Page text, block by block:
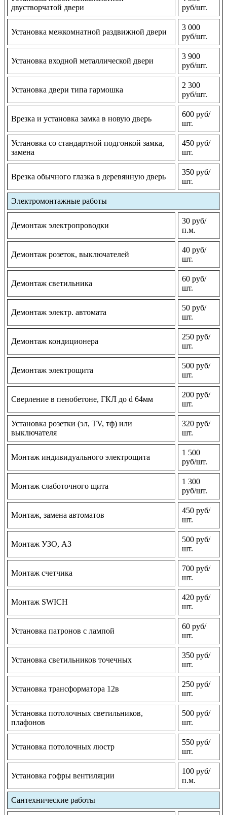
двустворчатой двери
руб/шт.
Установка межкомнатной раздвижной двери
3 000
руб/шт.
Установка входной металлической двери
3 900
руб/шт.
Установка двери типа гармошка
2 300
руб/шт.
Врезка и установка замка в новую дверь
600 руб/
шт.
Установка со стандартной подгонкой замка,
замена
450 руб/
шт.
Врезка обычного глазка в деревянную дверь
350 руб/
шт.
Электромонтажные работы
Демонтаж электропроводки
30 руб/
п.м.
Демонтаж розеток, выключателей
40 руб/
шт.
Демонтаж светильника
60 руб/
шт.
Демонтаж электр. автомата
50 руб/
шт.
Демонтаж кондиционера
250 руб/
шт.
Демонтаж электрощита
500 руб/
шт.
Сверление в пенобетоне, ГКЛ до d 64мм
200 руб/
шт.
Установка розетки (эл, TV, тф) или
выключателя
320 руб/
шт.
Монтаж индивидуального электрощита
1 500
руб/шт.
Монтаж слаботочного щита
1 300
руб/шт.
Монтаж, замена автоматов
450 руб/
шт.
Монтаж УЗО, АЗ
500 руб/
шт.
Монтаж счетчика
700 руб/
шт.
Монтаж SWICH
420 руб/
шт.
Установка патронов с лампой
60 руб/
шт.
Установка светильников точечных
350 руб/
шт.
Установка трансформатора 12в
250 руб/
шт.
Установка потолочных светильников,
плафонов
500 руб/
шт.
Установка потолочных люстр
550 руб/
шт.
Установка гофры вентиляции
100 руб/
п.м.
Сантехнические работы